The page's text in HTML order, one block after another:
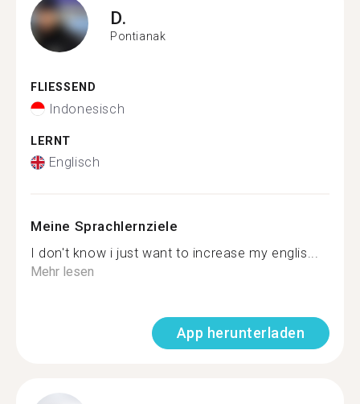
D.
Pontianak
FLIESSEND
Indonesisch
LERNT
Englisch
Meine Sprachlernziele
I don't know i just want to increase my englis...
Mehr lesen
App herunterladen